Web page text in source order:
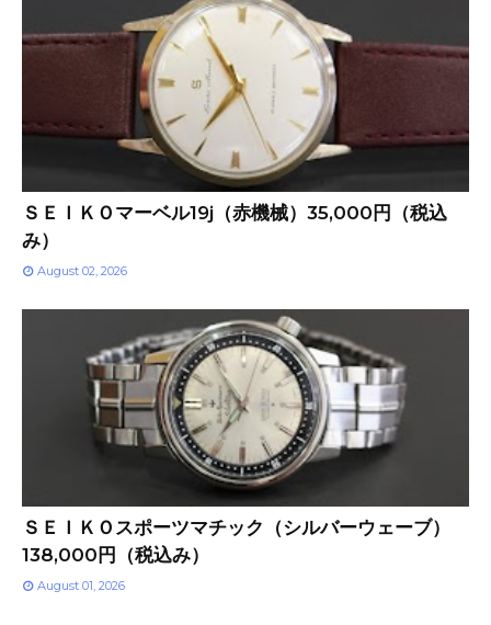
ＳＥＩＫＯマーベル19j（赤機械）35,000円（税込
み）
August 02, 2026
ＳＥＩＫＯスポーツマチック（シルバーウェーブ）
138,000円（税込み）
August 01, 2026